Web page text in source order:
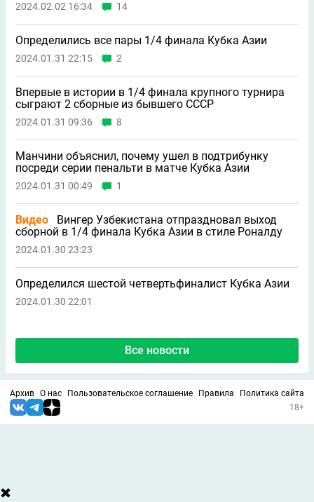
2024.02.02 16:34 14
Определились все пары 1/4 финала Кубка Азии
2024.01.31 22:15 2
Впервые в истории в 1/4 финала крупного турнира
сыграют 2 сборные из бывшего СССР
2024.01.31 09:36 8
Манчини объяснил, почему ушел в подтрибунку
посреди серии пенальти в матче Кубка Азии
2024.01.31 00:49 1
Видео
Вингер Узбекистана отпраздновал выход
сборной в 1/4 финала Кубка Азии в стиле Роналду
2024.01.30 23:23
Определился шестой четвертьфиналист Кубка Азии
2024.01.30 22:01
Все новости
Архив О нас Пользовательское соглашение Правила
Политика сайта
18+